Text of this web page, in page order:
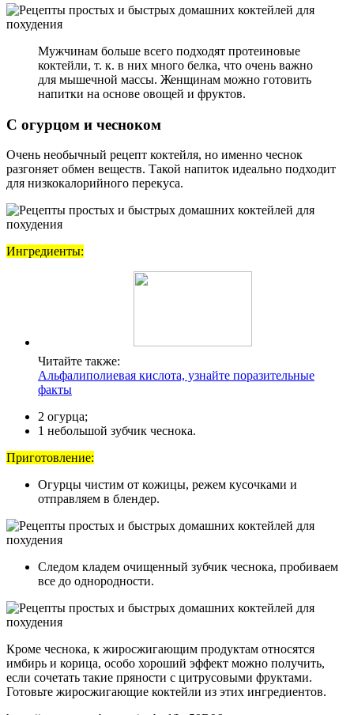
Мужчинам больше всего подходят протеиновые
коктейли, т. к. в них много белка, что очень важно
для мышечной массы. Женщинам можно готовить
напитки на основе овощей и фруктов.
С огурцом и чесноком
Очень необычный рецепт коктейля, но именно чеснок
разгоняет обмен веществ. Такой напиток идеально подходит
для низкокалорийного перекуса.
Ингредиенты:
Читайте также:
Альфалиполиевая кислота, узнайте поразительные
факты
2 огурца;
1 небольшой зубчик чеснока.
Приготовление:
Огурцы чистим от кожицы, режем кусочками и
отправляем в блендер.
Следом кладем очищенный зубчик чеснока, пробиваем
все до однородности.
Кроме чеснока, к жиросжигающим продуктам относятся
имбирь и корица, особо хороший эффект можно получить,
если сочетать такие пряности с цитрусовыми фруктами.
Готовьте жиросжигающие коктейли из этих ингредиентов.